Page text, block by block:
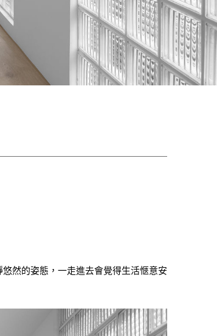
然的姿態，一走進去會覺得生活愜意安